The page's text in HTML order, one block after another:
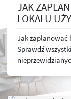
JAK
LOKALU
Jak zaplanować
Sprawdź